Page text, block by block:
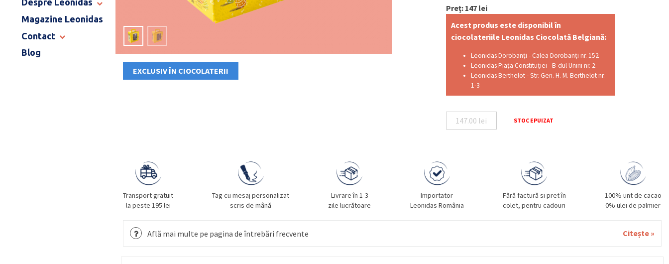
END OF SCHOOL
Despre Leonidas
POVESTEA LEONIDAS
CATALOG PAȘTE 2026
Magazine Leonidas
Contact
MAGAZINE LEONIDAS
Blog
EXCLUSIV ÎN CIOCOLATERII
Preț: 147 lei
Acest produs este disponibil în
ciocolateriile Leonidas Ciocolată Belgiană:
Leonidas Dorobanți - Calea Dorobanți nr. 152
Leonidas Piața Constituției - B-dul Unirii nr. 2
Leonidas Berthelot - Str. Gen. H. M. Berthelot nr.
1-3
147.00 lei STOC EPUIZAT
Transport gratuit
la peste 195 lei
Tag cu mesaj personalizat
scris de mână
Livrare în 1-3
zile lucrătoare
Importator
Leonidas România
Fără factură si pret în
colet, pentru cadouri
100% unt de cacao
0% ulei de palmier
Află mai multe pe pagina de întrebări frecvente Citește »